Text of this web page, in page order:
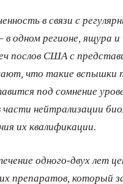
в связи с
в одном регионе, ящура
послов США с
что такие вспышки
под сомнение
нейтрализации
их квалификации.
одного-двух лет
препаратов, который